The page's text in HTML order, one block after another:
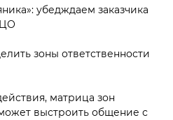
убедждаем заказчика
зоны ответственности
матрица зон
выстроить общение с